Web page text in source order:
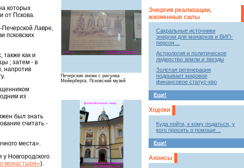
Печерские иноки с рисунка
Мейерберга. Псковский музей
которых
от Пскова.
Лавре,
псковских
как и
; затем - в
напротив
из
был знать
считать -
места».
Новгородского
монастыря»).
Энергия реализации,
жизненные силы
Сакральные источники
энергии для монархов и ВИП-
персон…
Астрология и политическое
лидерство земли и звезды
Золотая регенерация
подрывает мировое
финансовое статус-кво
Еще!
Ходоки
Куда пойти, к кому податься, у
кого просить о помощи…
Еще!
Анонсы